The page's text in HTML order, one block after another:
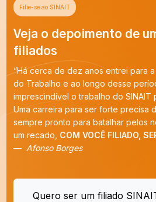
Filie-se ao SINAIT
Veja o depoimento de
filiados
“Há cerca de dez anos entrei para a
do Trabalho e ao longo desse
imprescindível o trabalho do SINAIT
Uma carreira para ser forte precisa
sempre pronto para batalhar pelos
um recado,COM VOCÊ FILIADO,
Afonso Borges
Quero ser um filiado SINAIT